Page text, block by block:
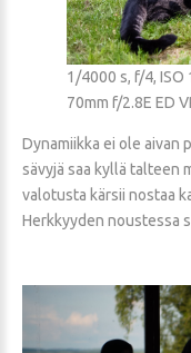
1/4000 s, f/4, ISO
70mm f/2.8E ED
Dynamiikka ei ole aivan
sävyjä saa kyllä talteen
valotusta kärsii nostaa
Herkkyyden noustessa